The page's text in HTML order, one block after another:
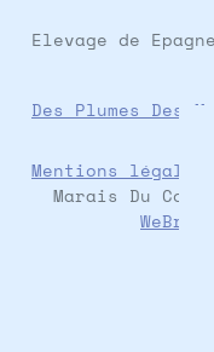
Elevage de
Des Plumes Des
Mentions légales
Marais Du
WeBreed